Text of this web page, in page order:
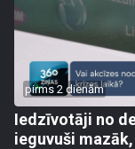
pirms 2 dienām
Iedzīvotāji no
ieguvuši